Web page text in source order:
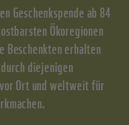
Geschenkspende ab 84
Ökoregionen
Beschenkten erhalten
diejenigen
Ort und weltweit für